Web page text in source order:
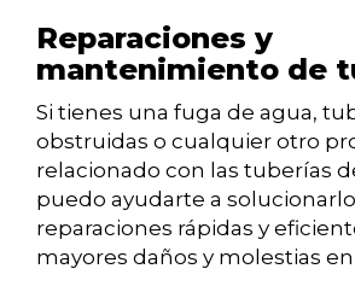
Reparaciones y
mantenimiento de
Si tienes una fuga de agua,
obstruidas o cualquier otro
relacionado con las tuberías
puedo ayudarte a
reparaciones rápidas y
mayores daños y molestias